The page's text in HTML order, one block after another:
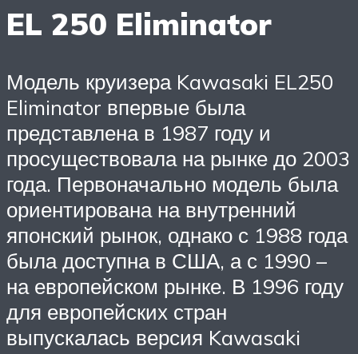
EL 250 Eliminator
Модель круизера Kawasaki EL250
Eliminator впервые была
представлена в 1987 году и
просуществовала на рынке до 2003
года. Первоначально модель была
ориентирована на внутренний
японский рынок, однако с 1988 года
была доступна в США, а с 1990 –
на европейском рынке. В 1996 году
для европейских стран
выпускалась версия Kawasaki